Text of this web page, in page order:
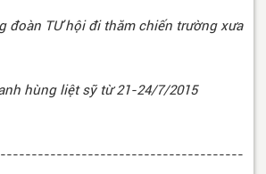
đoàn TƯ hội đi thăm chiến trường xưa
hùng liệt sỹ từ 21-24/7/2015